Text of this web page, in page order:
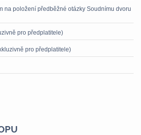
na položení předběžné otázky Soudnímu dvoru
pro předplatitele)
pro předplatitele)